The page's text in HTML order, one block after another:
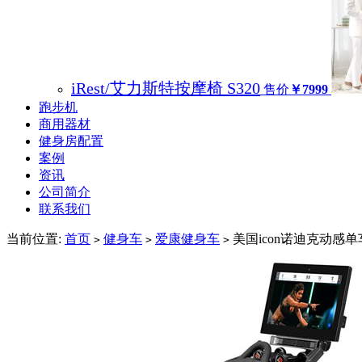
iRest/艾力斯特按摩椅 S320 售价 ￥7999
跑步机
商用器材
健身房配置
案例
资讯
公司简介
联系我们
当前位置: 首页 > 健身车 > 爱康健身车 > 美国icon诺迪克动感单